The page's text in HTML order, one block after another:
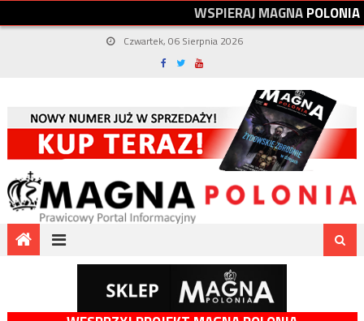
WSPIERAJMAGNAPOLONIA
Czwartek, 06 Sierpnia 2026